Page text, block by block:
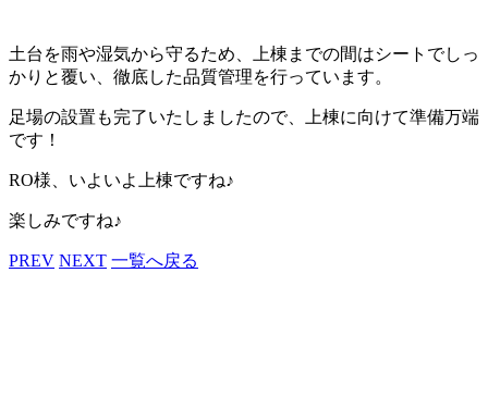
土台を雨や湿気から守るため、上棟までの間はシートでしっ
かりと覆い、徹底した品質管理を行っています。
足場の設置も完了いたしましたので、上棟に向けて準備万端
です！
RO様、いよいよ上棟ですね♪
楽しみですね♪
PREV NEXT 一覧へ戻る